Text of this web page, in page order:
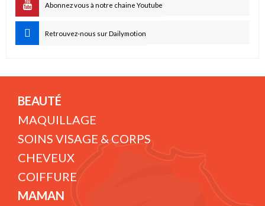
Abonnez vous à notre chaine Youtube
Retrouvez-nous sur Dailymotion
BEAUTÉ
MAQUILLAGE
SOINS VISAGE & CORPS
CHEVEUX
COIFFURE
MAMAN